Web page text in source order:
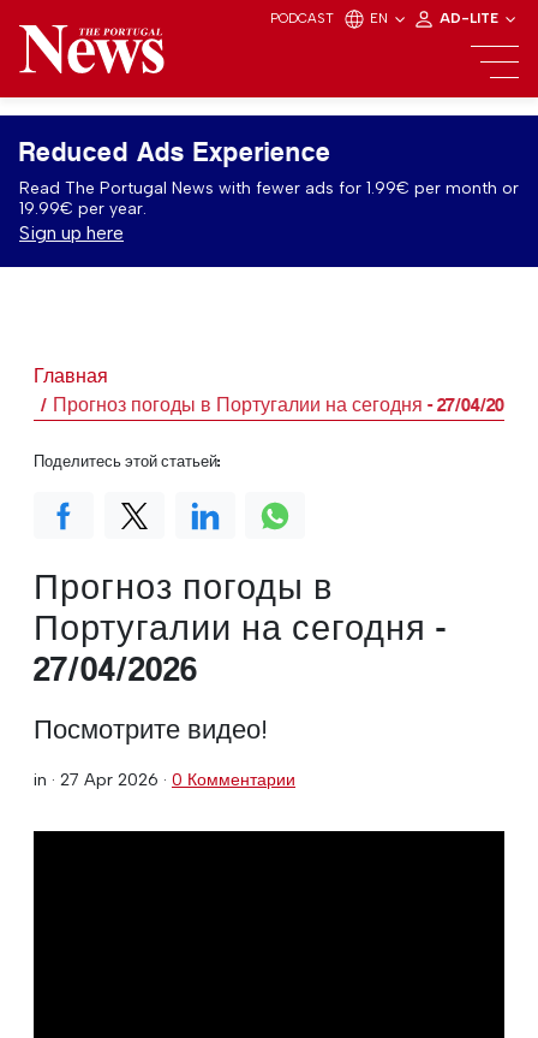
PODCAST EN AD-LITE
Reduced Ads Experience
Read The Portugal News with fewer ads for 1.99€ per month or
19.99€ per year.
Sign up here
Главная
Прогноз погоды в Португалии на сегодня - 27/04/2026
Прогноз погоды в
Португалии на сегодня -
27/04/2026
Посмотрите видео!
in · 27 Apr 2026 · 0 Комментарии
Поделитесь этой статьей: